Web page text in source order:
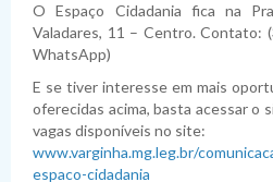
O Espaço Cidadania fica na
Valadares, 11 – Centro. Contato:
WhatsApp)
E se tiver interesse em mais
oferecidas acima, basta acessar o
vagas disponíveis no site:
www.varginha.mg.leg.br/
espaco-cidadania